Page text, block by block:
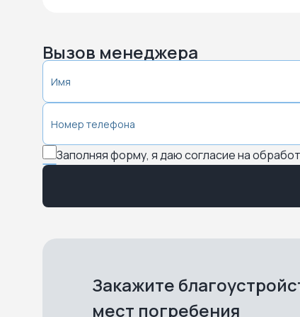
Вызов менеджера
Заполняя форму, я даю согласие на
Закажите
мест погребения